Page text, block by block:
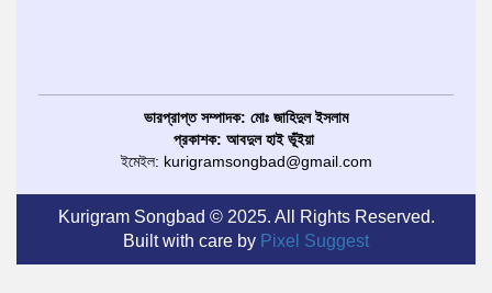
ভারপ্রাপ্ত সম্পাদক: মোঃ জাহিদুল ইসলাম
প্রকাশক: আবদুল হাই ভূঁইয়া
ইমেইল: kurigramsongbad@gmail.com
Kurigram Songbad © 2025. All Rights Reserved.
Built with care by Pixel Suggest